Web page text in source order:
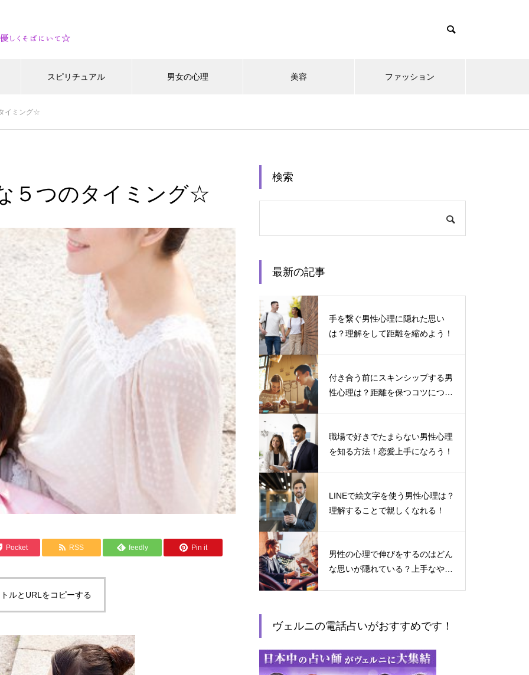
スピリチュアル 男女の心理 美容 ファッション
イミング☆
５つのタイミング☆
Pocket RSS feedly Pin it
ルとURLをコピーする
検索
最新の記事
手を繋ぐ男性心理に隠れた思い
は？理解をして距離を縮めよう！
付き合う前にスキンシップする男
性心理は？距離を保つコツについ
職場で好きでたまらない男性心理
を知る方法！恋愛上手になろう！
LINEで絵文字を使う男性心理は？
理解することで親しくなれる！
男性の心理で伸びをするのはどん
な思いが隠れている？上手なやり
ヴェルニの電話占いがおすすめです！